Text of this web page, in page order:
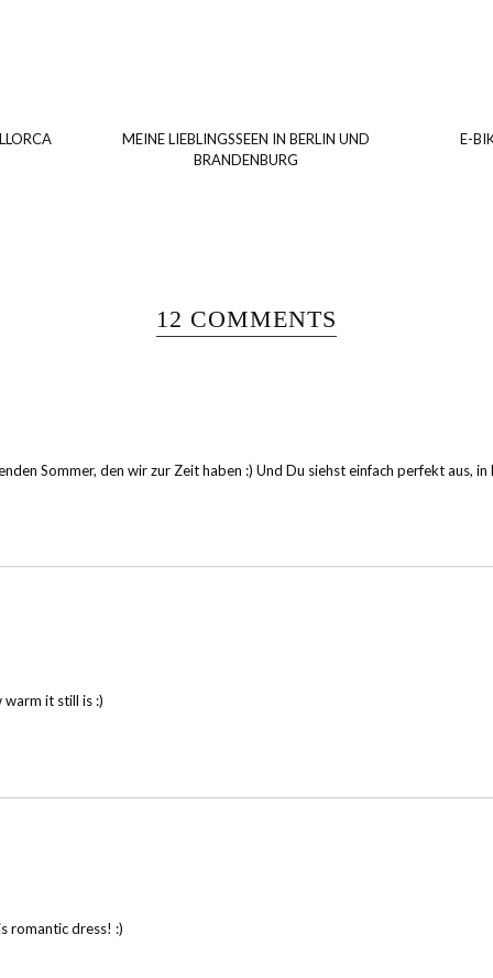
MEINE LIEBLINGSSEEN IN BERLIN UND
BRANDENBURG
E-
12 COMMENTS
Sommer, den wir zur Zeit haben :) Und Du siehst einfach perfekt aus,
it still is :)
romantic dress! :)